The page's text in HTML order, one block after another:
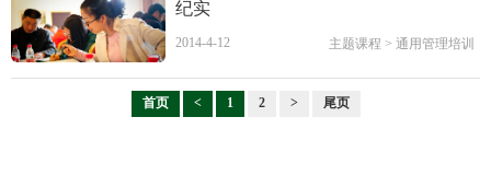
纪实
2014-4-12 主题课程 > 通用管理培训
首页 < 1 2 > 尾页